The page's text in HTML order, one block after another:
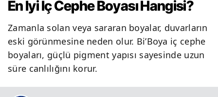
En İyi İç Cephe Boyası Hangisi?
Zamanla solan veya sararan boyalar, duvarların
eski görünmesine neden olur. Bi’Boya iç cephe
boyaları, güçlü pigment yapısı sayesinde uzun
süre canlılığını korur.